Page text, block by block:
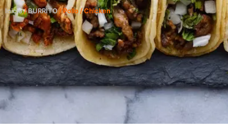
Inicio/BURRITO/ Pollo / Chicken